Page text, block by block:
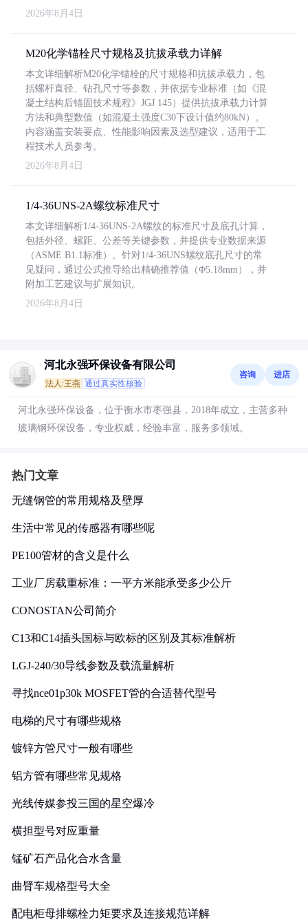
2026年8月4日
M20化学锚栓尺寸规格及抗拔承载力详解
本文详细解析M20化学锚栓的尺寸规格和抗拔承载力，包
括螺杆直径、钻孔尺寸等参数，并依据专业标准（如《混
凝土结构后锚固技术规程》JGJ 145）提供抗拔承载力计算
方法和典型数值（如混凝土强度C30下设计值约80kN）。
内容涵盖安装要点、性能影响因素及选型建议，适用于工
程技术人员参考。
2026年8月4日
1/4-36UNS-2A螺纹标准尺寸
本文详细解析1/4-36UNS-2A螺纹的标准尺寸及底孔计算，
包括外径、螺距、公差等关键参数，并提供专业数据来源
（ASME B1.1标准）。针对1/4-36UNS螺纹底孔尺寸的常
见疑问，通过公式推导给出精确推荐值（Φ5.18mm），并
附加工艺建议与扩展知识。
2026年8月4日
河北永强环保设备有限公司
法人:王燕 通过真实性核验
咨询 进店
河北永强环保设备，位于衡水市枣强县，2018年成立，主营多种
玻璃钢环保设备，专业权威，经验丰富，服务多领域。
热门文章
无缝钢管的常用规格及壁厚
生活中常见的传感器有哪些呢
PE100管材的含义是什么
工业厂房载重标准：一平方米能承受多少公斤
CONOSTAN公司简介
C13和C14插头国标与欧标的区别及其标准解析
LGJ-240/30导线参数及载流量解析
寻找nce01p30k MOSFET管的合适替代型号
电梯的尺寸有哪些规格
镀锌方管尺寸一般有哪些
铝方管有哪些常见规格
光线传媒参投三国的星空爆冷
横担型号对应重量
锰矿石产品化合水含量
曲臂车规格型号大全
配电柜母排螺栓力矩要求及连接规范详解